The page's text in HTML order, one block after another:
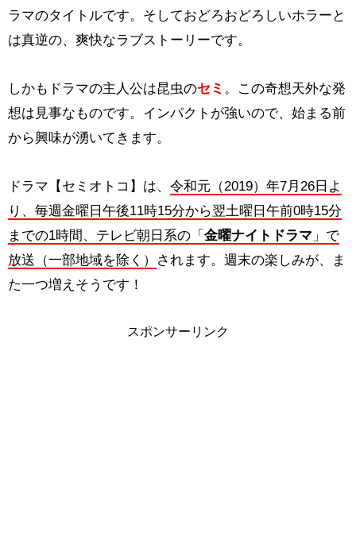
ラマのタイトルです。そしておどろおどろしいホラーと
は真逆の、爽快なラブストーリーです。
しかもドラマの主人公は昆虫のセミ 。この奇想天外な発
想は見事なものです。インパクトが強いので、始まる前
から興味が湧いてきます。
ドラマ【セミオトコ】は、 令和元（2019）年7月26日よ
り、毎週金曜日午後11時15分から翌土曜日午前0時15分
までの1時間、テレビ朝日系の「 金曜ナイトドラマ 」で
放送（一部地域を除く）
されます。週末の楽しみが、ま
た一つ増えそうです！
スポンサーリンク